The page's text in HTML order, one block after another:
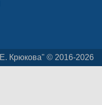
Крюкова" © 2016-2026